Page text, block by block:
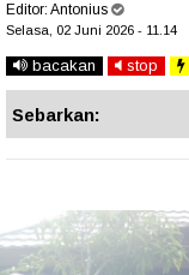
Editor: Antonius
Selasa, 02 Juni 2026 - 11.14
bacakan stop
Sebarkan: